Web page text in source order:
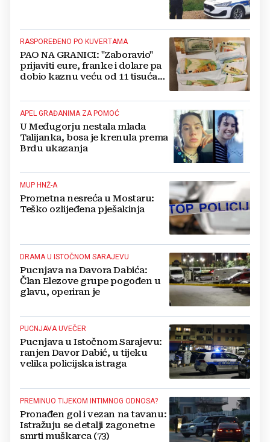
RASPOREĐENO PO KUVERTAMA
PAO NA GRANICI: "Zaboravio"
prijaviti eure, franke i dolare pa
dobio kaznu veću od 11 tisuća
APEL GRAĐANIMA ZA POMOĆ
U Međugorju nestala mlada
Talijanka, bosa je krenula prema
Brdu ukazanja
MUP HNŽ-A
Prometna nesreća u Mostaru:
Teško ozlijeđena pješakinja
DRAMA U ISTOČNOM SARAJEVU
Pucnjava na Davora Dabića:
Član Elezove grupe pogođen u
glavu, operiran je
PUCNJAVA UVEČER
Pucnjava u Istočnom Sarajevu:
ranjen Davor Dabić, u tijeku
velika policijska istraga
PREMINUO TIJEKOM INTIMNOG ODNOSA?
Pronađen gol i vezan na tavanu:
Istražuju se detalji zagonetne
smrti muškarca (73)